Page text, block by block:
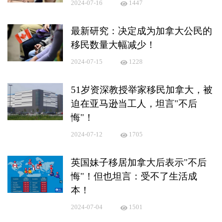
2024-07-16 1447
最新研究：决定成为加拿大公民的
移民数量大幅减少！
2024-07-15 1228
51岁资深教授举家移民加拿大，被
迫在亚马逊当工人，坦言"不后
悔"！
2024-07-12 1705
英国妹子移居加拿大后表示"不后
悔"！但也坦言：受不了生活成
本！
2024-07-04 1501